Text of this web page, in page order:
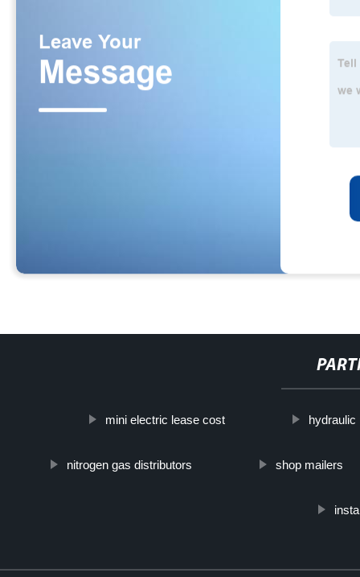
mini electric lease cost hydraulic
nitrogen gas distributors shop mailers